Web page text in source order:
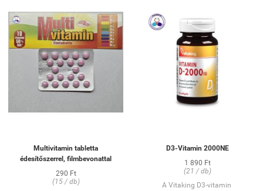
Multivitamin tabletta
édesítőszerrel, filmbevonattal
290 Ft
(15 / db)
D3-Vitamin 2000NE
1 890 Ft
(21 / db)
A Vitaking D3-vitamin